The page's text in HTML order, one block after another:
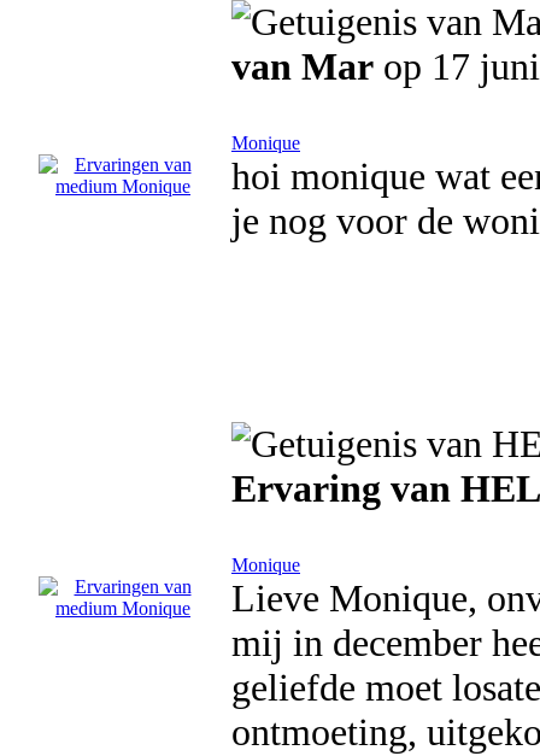
van Mar op 17
Monique
hoi monique wat
je nog voor de
Ervaring van
Monique
Lieve Monique,
mij in december
geliefde moet
ontmoeting,